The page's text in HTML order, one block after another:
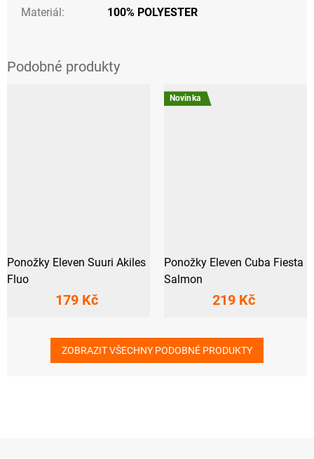
Materiál : 100% POLYESTER
Ponožky Eleven Suuri Akiles
Fluo
179 Kč
Novinka
Ponožky Eleven Cuba Fiesta
Salmon
219 Kč
ZOBRAZIT VŠECHNY PODOBNÉ PRODUKTY